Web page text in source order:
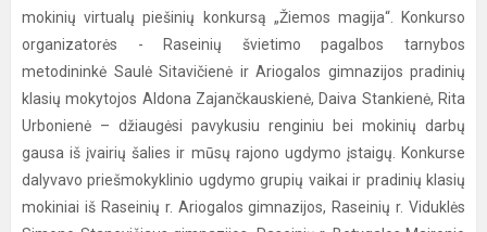
mokinių virtualų piešinių konkursą „Žiemos magija“. Konkurso
organizatorės - Raseinių švietimo pagalbos tarnybos
metodininkė Saulė Sitavičienė ir Ariogalos gimnazijos pradinių
klasių mokytojos Aldona Zajančkauskienė, Daiva Stankienė, Rita
Urbonienė – džiaugėsi pavykusiu renginiu bei mokinių darbų
gausa iš įvairių šalies ir mūsų rajono ugdymo įstaigų. Konkurse
dalyvavo priešmokyklinio ugdymo grupių vaikai ir pradinių klasių
mokiniai iš Raseinių r. Ariogalos gimnazijos, Raseinių r. Viduklės